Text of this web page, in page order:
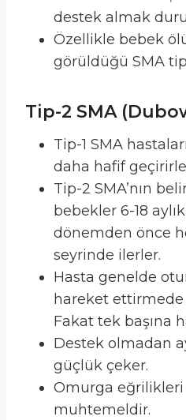
destek almak
Özellikle bebek
görüldüğü SMA
Tip-2 SMA
Tip-1 SMA
daha hafif
Tip-2 SMA’nın
bebekler 6-18
dönemden önce
seyrinde ilerler.
Hasta genelde
hareket ettirmede
Fakat tek başına
Destek olmadan
güçlük çeker.
Omurga eğrilikleri
muhtemeldir.